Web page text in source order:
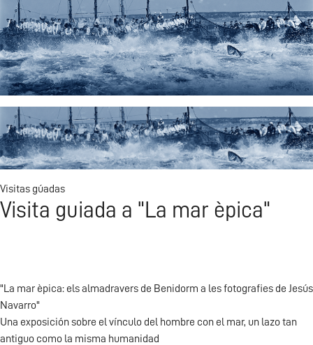
Catalog of fences. ESCIF
Visitas gúadas
Visita guiada a "La mar èpica"
"La mar èpica: els almadravers de Benidorm a les fotografies de Jesús
Navarro"
Una exposición sobre el vínculo del hombre con el mar, un lazo tan
antiguo como la misma humanidad